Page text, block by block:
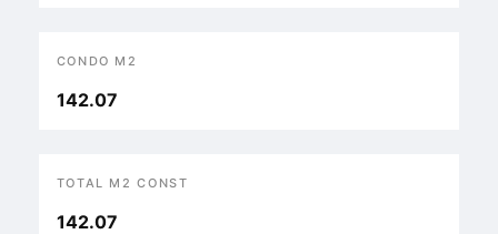
CONDO M2
142.07
TOTAL M2 CONST
142.07